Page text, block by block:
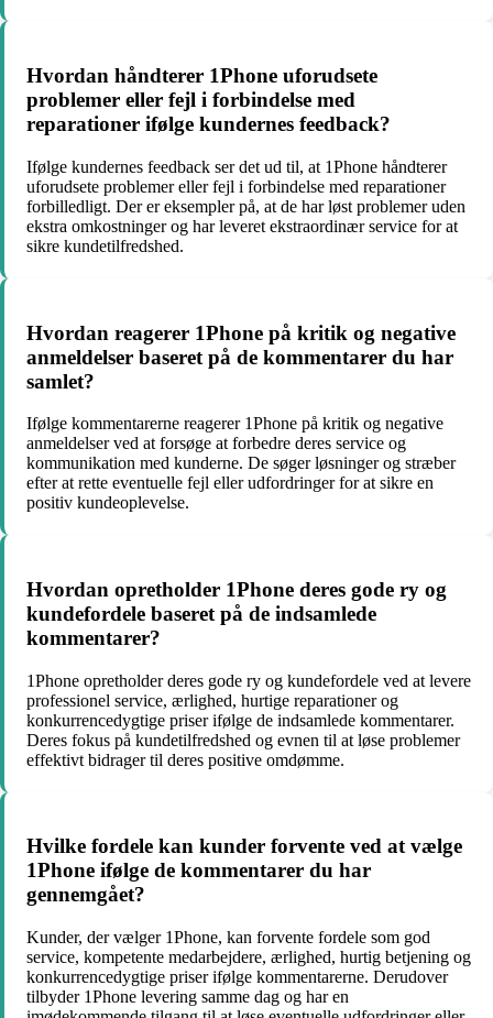
Hvordan håndterer 1Phone uforudsete
problemer eller fejl i forbindelse med
reparationer ifølge kundernes feedback?
Ifølge kundernes feedback ser det ud til, at 1Phone håndterer
uforudsete problemer eller fejl i forbindelse med reparationer
forbilledligt. Der er eksempler på, at de har løst problemer uden
ekstra omkostninger og har leveret ekstraordinær service for at
sikre kundetilfredshed.
Hvordan reagerer 1Phone på kritik og negative
anmeldelser baseret på de kommentarer du har
samlet?
Ifølge kommentarerne reagerer 1Phone på kritik og negative
anmeldelser ved at forsøge at forbedre deres service og
kommunikation med kunderne. De søger løsninger og stræber
efter at rette eventuelle fejl eller udfordringer for at sikre en
positiv kundeoplevelse.
Hvordan opretholder 1Phone deres gode ry og
kundefordele baseret på de indsamlede
kommentarer?
1Phone opretholder deres gode ry og kundefordele ved at levere
professionel service, ærlighed, hurtige reparationer og
konkurrencedygtige priser ifølge de indsamlede kommentarer.
Deres fokus på kundetilfredshed og evnen til at løse problemer
effektivt bidrager til deres positive omdømme.
Hvilke fordele kan kunder forvente ved at vælge
1Phone ifølge de kommentarer du har
gennemgået?
Kunder, der vælger 1Phone, kan forvente fordele som god
service, kompetente medarbejdere, ærlighed, hurtig betjening og
konkurrencedygtige priser ifølge kommentarerne. Derudover
tilbyder 1Phone levering samme dag og har en